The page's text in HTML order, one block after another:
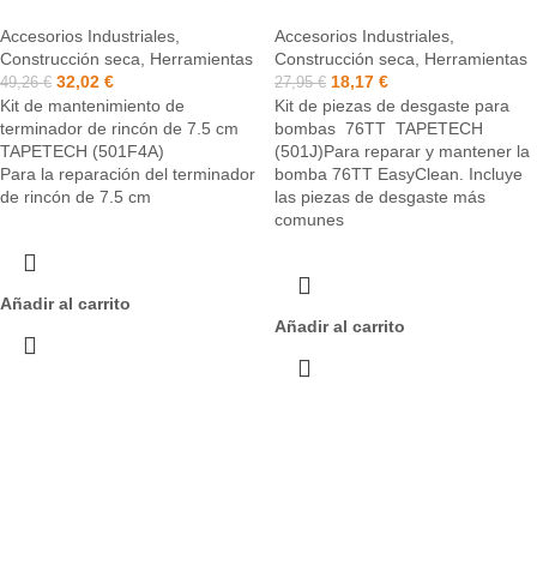
Accesorios Industriales
Construcción seca
Herramientas
49,26€ 32,02 €
Kit de mantenimiento de
terminador de rincón de 7.5 cm
TAPETECH (501F4A)
Para la reparación del terminador
de rincón de 7.5 cm
Añadir al carrito
Accesorios Industriales
Construcción seca
Herramientas
27,95€ 18,17 €
Kit de piezas de desgaste para
bombas 76TT TAPETECH
(501J)Para reparar y mantener la
bomba 76TT EasyClean. Incluye
las piezas de desgaste más
comunes
Añadir al carrito